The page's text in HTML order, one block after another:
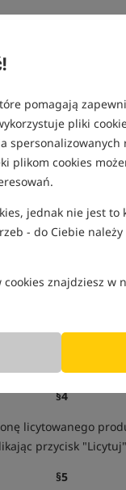
pomagają
pliki
plikom cookies
jednak nie jest
- do Ciebie
znajdziesz w
PROMOCJI
Sklepu dla
firmę
Racibórz zwanego
każdy,
przez
§4
licytowanego
przycisk
§5